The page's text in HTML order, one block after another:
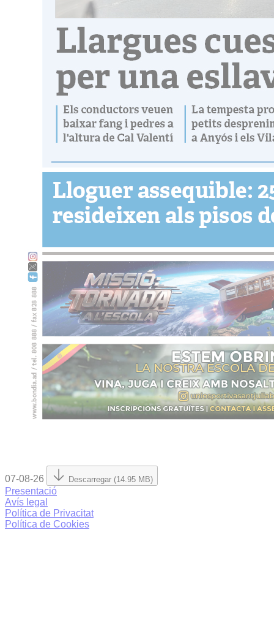
07-08-26 Descarregar (14.95 MB)
Presentació
Avís legal
Política de Privacitat
Política de Cookies